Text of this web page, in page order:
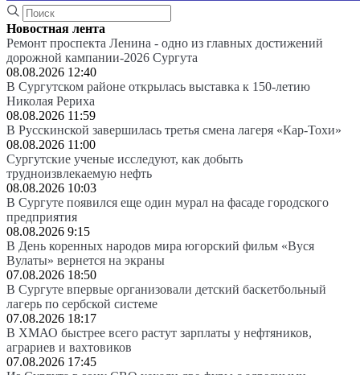
Новостная лента
Ремонт проспекта Ленина - одно из главных достижений
дорожной кампании-2026 Сургута
08.08.2026 12:40
В Сургутском районе открылась выставка к 150-летию
Николая Рериха
08.08.2026 11:59
В Русскинской завершилась третья смена лагеря «Кар-Тохи»
08.08.2026 11:00
Сургутские ученые исследуют, как добыть
трудноизвлекаемую нефть
08.08.2026 10:03
В Сургуте появился еще один мурал на фасаде городского
предприятия
08.08.2026 9:15
В День коренных народов мира югорский фильм «Вуся
Вулаты» вернется на экраны
07.08.2026 18:50
В Сургуте впервые организовали детский баскетбольный
лагерь по сербской системе
07.08.2026 18:17
В ХМАО быстрее всего растут зарплаты у нефтяников,
аграриев и вахтовиков
07.08.2026 17:45